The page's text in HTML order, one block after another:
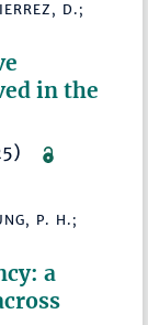
D.;
in the
P. H.;
a